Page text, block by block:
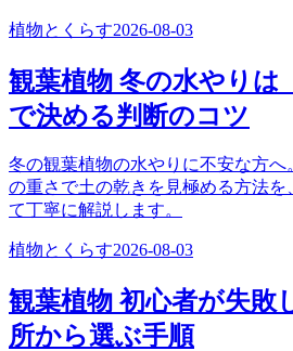
植物とくらす2026-08-03
観葉植物 冬の水やりは
で決める判断のコツ
冬の観葉植物の水やりに不安な方
の重さで土の乾きを見極める方法
て丁寧に解説します。
植物とくらす2026-08-03
観葉植物 初心者が失敗
所から選ぶ手順